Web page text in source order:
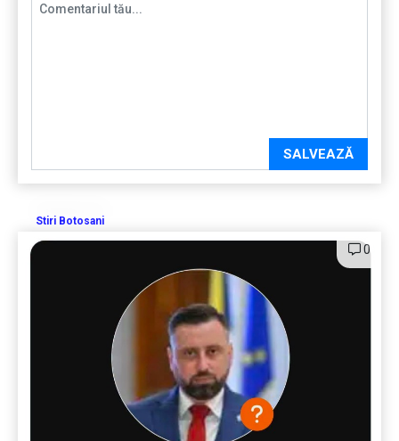
SALVEAZĂ
Stiri Botosani
0